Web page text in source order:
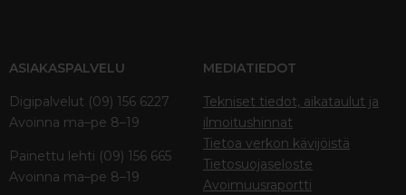
ASIAKASPALVELU
Digipalvelut (09) 156 6227
Avoinna ma–pe 8–19
Painettu lehti (09) 156 665
Avoinna ma–pe 8–19
MEDIATIEDOT
Tekniset tiedot, aikataulut ja
ilmoitushinnat
Tietoa verkon kävijöistä
Tietosuojaseloste
Avoimuusraportti